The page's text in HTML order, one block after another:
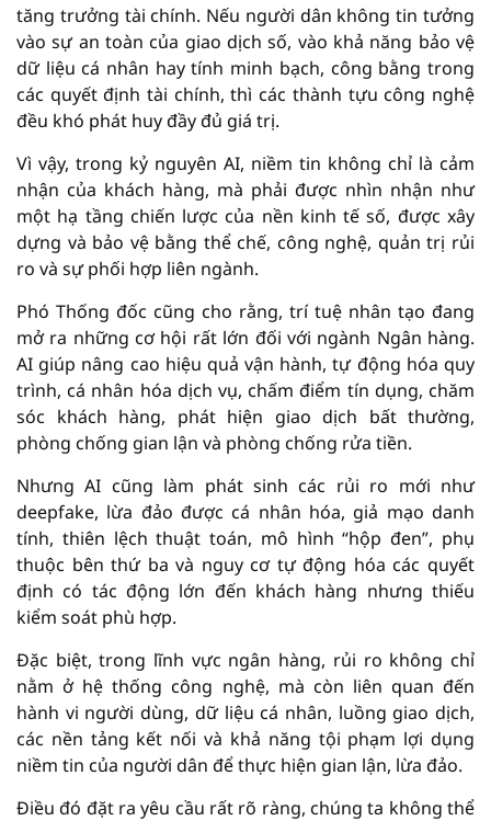
tăng trưởng tài chính. Nếu người dân không tin tưởng
vào sự an toàn của giao dịch số, vào khả năng bảo vệ
dữ liệu cá nhân hay tính minh bạch, công bằng trong
các quyết định tài chính, thì các thành tựu công nghệ
đều khó phát huy đầy đủ giá trị.
Vì vậy, trong kỷ nguyên AI, niềm tin không chỉ là cảm
nhận của khách hàng, mà phải được nhìn nhận như
một hạ tầng chiến lược của nền kinh tế số, được xây
dựng và bảo vệ bằng thể chế, công nghệ, quản trị rủi
ro và sự phối hợp liên ngành.
Phó Thống đốc cũng cho rằng, trí tuệ nhân tạo đang
mở ra những cơ hội rất lớn đối với ngành Ngân hàng.
AI giúp nâng cao hiệu quả vận hành, tự động hóa quy
trình, cá nhân hóa dịch vụ, chấm điểm tín dụng, chăm
sóc khách hàng, phát hiện giao dịch bất thường,
phòng chống gian lận và phòng chống rửa tiền.
Nhưng AI cũng làm phát sinh các rủi ro mới như
deepfake, lừa đảo được cá nhân hóa, giả mạo danh
tính, thiên lệch thuật toán, mô hình “hộp đen”, phụ
thuộc bên thứ ba và nguy cơ tự động hóa các quyết
định có tác động lớn đến khách hàng nhưng thiếu
kiểm soát phù hợp.
Đặc biệt, trong lĩnh vực ngân hàng, rủi ro không chỉ
nằm ở hệ thống công nghệ, mà còn liên quan đến
hành vi người dùng, dữ liệu cá nhân, luồng giao dịch,
các nền tảng kết nối và khả năng tội phạm lợi dụng
niềm tin của người dân để thực hiện gian lận, lừa đảo.
Điều đó đặt ra yêu cầu rất rõ ràng, chúng ta không thể